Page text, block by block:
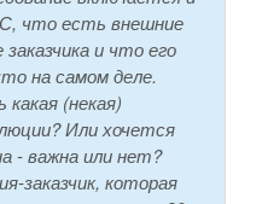
что есть внешние
и что его
на самом деле.
(некая)
Или хочется
- важна или нет?
заказчик, которая